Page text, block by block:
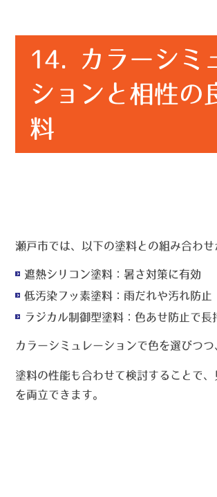
14. カラーシミ
ションと相性の
料
瀬戸市では、以下の塗料との組み合わせ
遮熱シリコン塗料 ：暑さ対策に有効
低汚染フッ素塗料 ：雨だれや汚れ防止
ラジカル制御型塗料 ：色あせ防止で長
カラーシミュレーションで色を選びつつ
塗料の性能も合わせて検討することで
を両立できます。